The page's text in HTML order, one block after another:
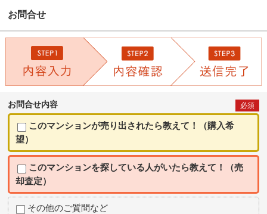
お問合せ
お問合せ内容 必須
このマンションが売り出されたら教えて！（購入希
望）
このマンションを探している人がいたら教えて！（売
却査定）
その他のご質問など